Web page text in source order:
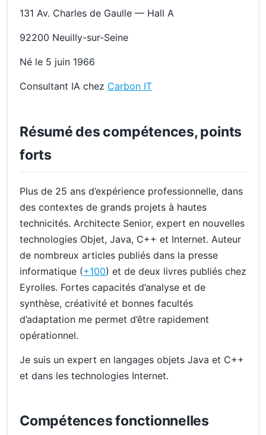
131 Av. Charles de Gaulle — Hall A
92200 Neuilly-sur-Seine
Né le 5 juin 1966
Consultant IA chez Carbon IT
Résumé des compétences, points
forts
Plus de 25 ans d’expérience professionnelle, dans
des contextes de grands projets à hautes
technicités. Architecte Senior, expert en nouvelles
technologies Objet, Java, C++ et Internet. Auteur
de nombreux articles publiés dans la presse
informatique (+100) et de deux livres publiés chez
Eyrolles. Fortes capacités d’analyse et de
synthèse, créativité et bonnes facultés
d’adaptation me permet d’être rapidement
opérationnel.
Je suis un expert en langages objets Java et C++
et dans les technologies Internet.
Compétences fonctionnelles